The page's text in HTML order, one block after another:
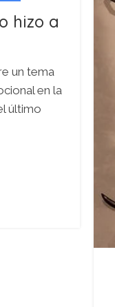
hizo a
un tema
en la
último